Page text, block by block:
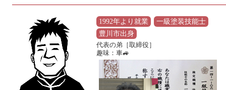
1992年より就業
一級塗装技能士
豊川市出身
代表の弟［取締役］
趣味：車🚙